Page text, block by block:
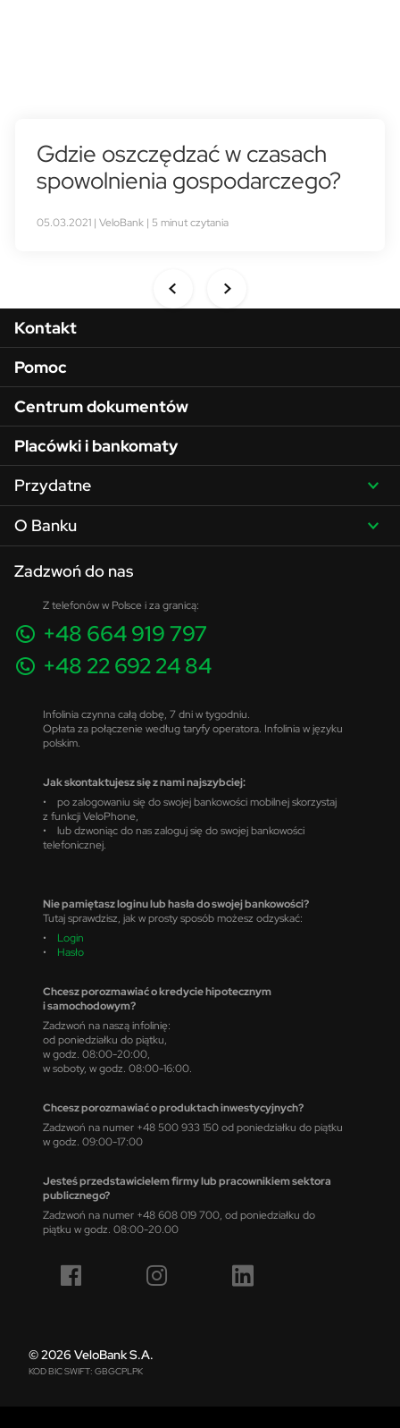
Gdzie oszczędzać w czasach
spowolnienia gospodarczego?
05.03.2021 | VeloBank | 5 minut czytania
Menu w stopce
Kontakt
Pomoc
Centrum dokumentów
Placówki i bankomaty
Przydatne
O Banku
Zadzwoń do nas
Z telefonów w Polsce i za granicą:
+48 664 919 797
+48 22 692 24 84
Infolinia czynna całą dobę, 7 dni w tygodniu.
Opłata za połączenie według taryfy operatora. Infolinia w języku
polskim.
Jak skontaktujesz się z nami najszybciej:
• po zalogowaniu się do swojej bankowości mobilnej skorzystaj
z funkcji VeloPhone,
• lub dzwoniąc do nas zaloguj się do swojej bankowości
telefonicznej.
Nie pamiętasz loginu lub hasła do swojej bankowości?
Tutaj sprawdzisz, jak w prosty sposób możesz odzyskać:
• Login
• Hasło
Chcesz porozmawiać o kredycie hipotecznym
i samochodowym?
Zadzwoń na naszą infolinię:
od poniedziałku do piątku,
w godz. 08:00-20:00,
w soboty, w godz. 08:00-16:00.
Chcesz porozmawiać o produktach inwestycyjnych?
Zadzwoń na numer +48 500 933 150 od poniedziałku do piątku
w godz. 09:00-17:00
Jesteś przedstawicielem firmy lub pracownikiem sektora
publicznego?
Zadzwoń na numer +48 608 019 700, od poniedziałku do
piątku w godz. 08:00-20.00
© 2026 VeloBank S.A.
KOD BIC SWIFT: GBGCPLPK